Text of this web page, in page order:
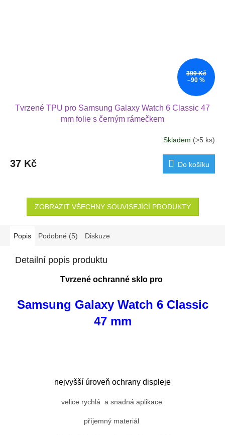
399 Kč
–90 %
Tvrzené TPU pro Samsung Galaxy Watch 6 Classic 47
mm folie s černým rámečkem
Skladem (>5 ks)
37 Kč Do košíku
ZOBRAZIT VŠECHNY SOUVISEJÍCÍ PRODUKTY
Popis Podobné (5) Diskuze
Detailní popis produktu
Tvrzené ochranné sklo pro
Samsung Galaxy Watch 6 Classic
47 mm
nejvyšší úroveň ochrany displeje
velice rychlá a snadná aplikace
příjemný materiál